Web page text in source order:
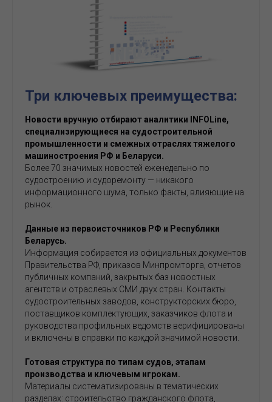
Три ключевых преимущества:
Новости вручную отбирают аналитики INFOLine,
специализирующиеся на судостроительной
промышленности и смежных отраслях тяжелого
машиностроения РФ и Беларуси.
Более 70 значимых новостей еженедельно по
судостроению и судоремонту — никакого
информационного шума, только факты, влияющие на
рынок.
Данные из первоисточников РФ и Республики
Беларусь.
Информация собирается из официальных документов
Правительства РФ, приказов Минпромторга, отчетов
публичных компаний, закрытых баз новостных
агентств и отраслевых СМИ двух стран. Контакты
судостроительных заводов, конструкторских бюро,
поставщиков комплектующих, заказчиков флота и
руководства профильных ведомств верифицированы
и включены в справки по каждой значимой новости.
Готовая структура по типам судов, этапам
производства и ключевым игрокам.
Материалы систематизированы в тематических
разделах: строительство гражданского флота,